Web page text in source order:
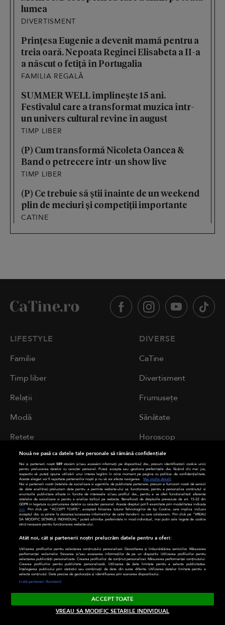
lumea
DIVERTISMENT
Prințesa Eugenie a devenit mamă pentru a
treia oară. Nepoata Reginei Elisabeta a II-a
a născut o fetiță în Portugalia
FAMILIA REGALĂ
SUMMER WELL împlinește 15 ani.
Festivalul care a transformat muzica într-
un univers cultural revine în august
TIMP LIBER
(P) Cum transformă Nicoleta Oancea &
Band o petrecere într-un show live
TIMP LIBER
(P) Ce trebuie să știi înainte de un weekend
plin de meciuri și competiții importante
CATINE
LIFESTYLE
Familie
Timp liber
Relații
Modă
Rețete
DIVERSE
CaTine
Divertisment
Frumusețe
Sănătate
Horoscop
Știrile zilei
SITE-URI
ANTENA GROUP
a1.ro
antenastars.ro
as.ro
deparinti.ro
medicool.ro
observatornews.ro
Nouă ne pasă ca datele tale personale să rămână confidențiale
Noi și partenerii noștri589 stocăm și/sau accesăm informații pe dispozitivul dvs., precum identificatorii cookie unici
pentru prelucrarea datelor cu caracter personal. Puteți accepta sau gestiona preferințele dvs. făcând clic mai jos,
respectiv vă puteți opune utilizării unui interes legitim în orice moment pe pagina cu politica de confidențialitate.
Aceste alegeri vor fi raportate partenerilor noștri și nu vă vor afecta navigarea. Mai multe detalii
Noi si partenerii nostri (retelele de socializare si agentiile de publicitate partenere, precum si furnizorii nostri de servicii
de date analitice) prelucram date pentru a permite website-ului sa functioneze, pentru a personaliza continutul si
anunturile publicitare afisate in functie de interesele si/sau profilul dvs., pentru a va oferi functionalitati aferente
retelelor de socializare si pentru a analiza traficul pe website. Beneficiati de drepturile prevazute de art. 15-22 din
GDPR in legatura cu prelucrarea datelor cu caracter personal. Aceste drepturi pot fi exercitate prin modalitatea indicata
aici. Prin click pe “ACCEPT TOATE”, acceptati folosirea tuturor Tehnologiilor de tip Cookie, care implica inclusiv
acceptul dvs. cu privire la stocarea/accesarea informatiilor de catre Vendor-ii cu care colaboram. Prin click pe “VREAU
SA MODIFIC SETARILE INDIVIDUAL” puteti schimba preferintele in mod individual, mai putin cele legate de cookie
strict necesare pentru functionarea website-ului.
Atât noi, cât și partenerii noștri prelucrăm datele pentru a oferi:
Utilizarea profilurilor pentru selectarea conținutului personalizat. Dezvoltarea și îmbunătățirea serviciilor. Măsurarea
performanței reclamelor. Stocarea și/sau accesarea informațiilor de pe un dispozitiv. Utilizarea profilurilor pentru
selectarea publicității personalizate. Crearea profilurilor de conținut personalizat. Măsurarea performanței conținutului.
Crearea profilurilor pentru publicitate personalizată. Utilizarea de date limitate pentru a selecta publicitatea.
Înțelegerea publicului prin statistici sau combinații de date din surse diferite. Utilizarea datelor limitate pentru a
selecta conținutul. Date precise de geolocație și identificarea prin scanarea dispozitivului.
Listă parteneri (furnizori)
ACCEPT TOATE
VREAU SA MODIFIC SETARILE INDIVIDUAL